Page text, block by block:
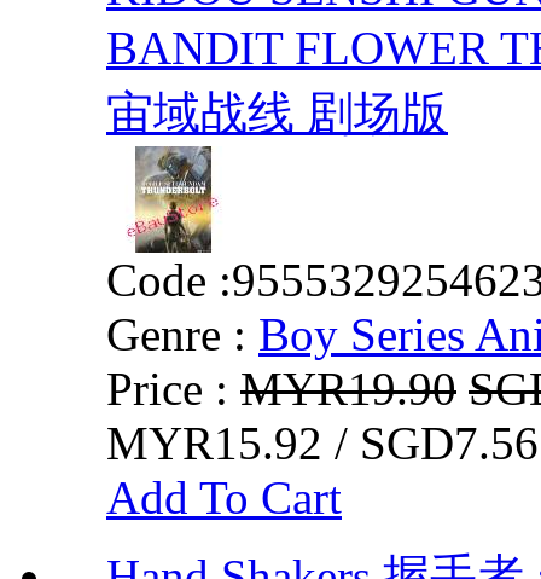
BANDIT FLOWER
宙域战线 剧场版
Code :
Genre : Boy Series
Price : MYR19.90
MYR15.92 /
Add To Cart